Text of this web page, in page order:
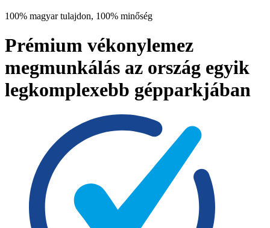
100% magyar tulajdon, 100% minőség
Prémium vékonylemez
megmunkálás az ország egyik
legkomplexebb gépparkjában